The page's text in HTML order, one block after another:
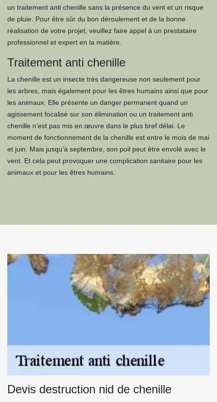
un traitement anti chenille sans la présence du vent et un risque
de pluie. Pour être sûr du bon déroulement et de la bonne
réalisation de votre projet, veuillez faire appel à un prestataire
professionnel et expert en la matière.
Traitement anti chenille
La chenille est un insecte très dangereuse non seulement pour
les arbres, mais également pour les êtres humains ainsi que pour
les animaux. Elle présente un danger permanent quand un
agissement focalisé sur son élimination ou un traitement anti
chenille n’est pas mis en œuvre dans le plus bref délai. Le
moment de fonctionnement de la chenille est entre le mois de mai
et juin. Mais jusqu’à septembre, son poil peut être envolé avec le
vent. Et cela peut provoquer une complication sanitaire pour les
animaux et pour les êtres humains.
Devis destruction nid de chenille